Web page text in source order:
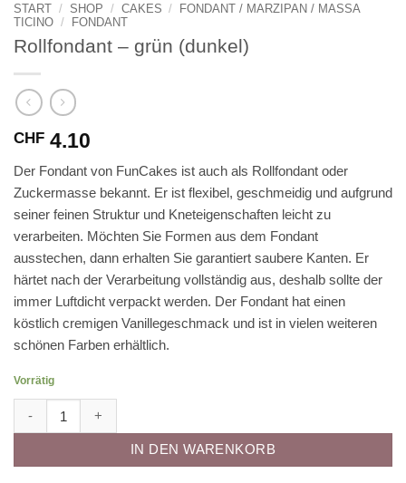
START / SHOP / CAKES / FONDANT / MARZIPAN / MASSA
TICINO / FONDANT
Rollfondant – grün (dunkel)
CHF 4.10
Der Fondant von FunCakes ist auch als Rollfondant oder
Zuckermasse bekannt. Er ist flexibel, geschmeidig und aufgrund
seiner feinen Struktur und Kneteigenschaften leicht zu
verarbeiten. Möchten Sie Formen aus dem Fondant
ausstechen, dann erhalten Sie garantiert saubere Kanten. Er
härtet nach der Verarbeitung vollständig aus, deshalb sollte der
immer Luftdicht verpackt werden. Der Fondant hat einen
köstlich cremigen Vanillegeschmack und ist in vielen weiteren
schönen Farben erhältlich.
Vorrätig
IN DEN WARENKORB